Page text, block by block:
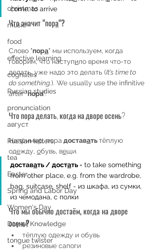
christmas
music
food
effective learning
cognates
Russian studies
pronunciation
август
Russian letters
tea
Easter
Spring and Labor Day
Women's Day
Day of Knowledge
tongue twister
come, to arrive
Что значит "пора"?
Слово "пора" мы используем, когда
говорим, что наступило время что-то
делать, уже надо это делать (It’s time to
do something.). We usually use the infinitive
after "пора".
Что пора делать, когда на дворе осень?
Например, пора доставать тёплую
одежду, обувь, вещи.
доставать / достать = to take something
from other place, e.g. from the wardrobe,
bag, suitcase, shelf - из шкафа, из сумки,
из чемодана, с полки
Что мы обычно достаём, когда на дворе
осень?
тёплую одежду и обувь
резиновые сапоги